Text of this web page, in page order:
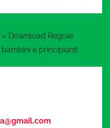
» Download Regole
e principianti